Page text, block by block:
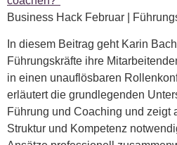
Business Hack Februar |
In diesem Beitrag geht Karin
Führungskräfte ihre
in einen unauflösbaren
erläutert die grundlegenden
Führung und Coaching und zeigt
Struktur und Kompetenz